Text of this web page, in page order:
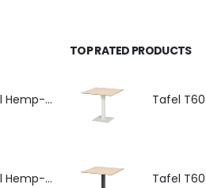
4-poots stoel Hemp-Fine met armlegger
4-poots stoel Hemp-Fine met zitkussen
TOP RATED PRODUCTS
Tafel
Tafel